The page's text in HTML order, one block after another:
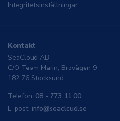
Integritetsinställningar
Kontakt
SeaCloud AB
C/O Team Marin, Brovägen 9
182 76 Stocksund
Telefon: 08 - 773 11 00
E-post: info@seacloud.se